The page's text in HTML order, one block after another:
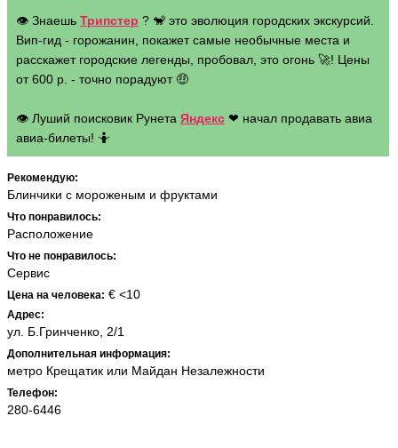
👁 Знаешь Трипстер ? 🐒 это эволюция городских экскурсий.
Вип-гид - горожанин, покажет самые необычные места и
расскажет городские легенды, пробовал, это огонь 🚀! Цены
от 600 р. - точно порадуют 🤑
👁 Луший поисковик Рунета Яндекс ❤ начал продавать авиа
авиа-билеты! 🤷
Рекомендую:
Блинчики с мороженым и фруктами
Что понравилось:
Расположение
Что не понравилось:
Сервис
Цена на человека: € <10
Адрес:
ул. Б.Гринченко, 2/1
Дополнительная информация:
метро Крещатик или Майдан Незалежности
Телефон:
280-6446